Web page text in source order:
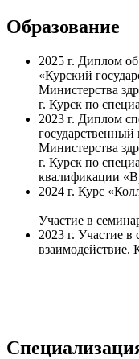
Образование
2025 г. Диплом
«Курский
Министерства
г. Курск по
2023 г. Диплом
Министерства
г. Курск по
квалификации
2024 г. Курс
Участие в
2023 г. Участие в
взаимодействие.